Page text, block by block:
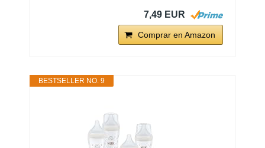
7,49 EUR
Comprar en Amazon
BESTSELLER NO. 9